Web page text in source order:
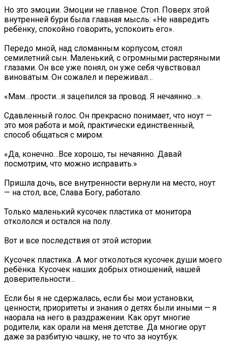
Но это эмоции. Эмоции не главное. Стоп. Поверх этой
внутренней бури была главная мысль: «Не навредить
ребёнку, спокойно говорить, успокоить его».
Передо мной, над сломанным корпусом, стоял
семилетний сын. Маленький, с огромными растеряными
глазами. Он все уже понял, он уже себя чувствовал
виноватым. Он сожалел и переживал…
«Мам…прости…я зацепился за провод. Я нечаянно…».
Сдавленный голос. Он прекрасно понимает, что ноут —
это моя работа и мой, практически единственный,
способ общаться с миром.
«Да, конечно…Все хорошо, ты нечаянно. Давай
посмотрим, что можно исправить.»
Пришла дочь, все внутренности вернули на место, ноут
— на стол, все, Слава Богу, работало.
Только маленький кусочек пластика от монитора
откололся и остался на полу.
Вот и все последствия от этой истории.
Кусочек пластика…А мог отколоться кусочек души моего
ребёнка. Кусочек наших добрых отношений, нашей
доверительности…
Если бы я не сдержалась, если бы мои установки,
ценности, приоритеты и знания о детях были иными — я
наорала на него в раздражении. Как орут многие
родители, как орали на меня детстве. Да многие орут
даже за разбитую чашку, не то что за ноутбук.